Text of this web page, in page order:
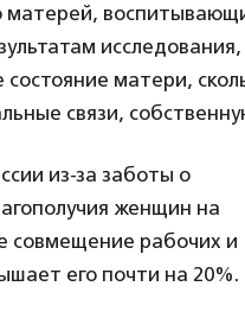
матерей,
состояние матери,
связи,
из-за заботы о
женщин на
совмещение рабочих и
его почти на 20%.